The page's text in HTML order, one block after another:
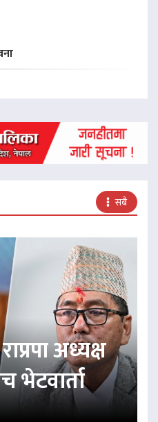
सबै
अध्यक्ष
भेटवार्ता